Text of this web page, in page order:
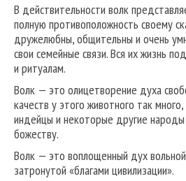
В действительности волк
полную противоположность своему
дружелюбны, общительны и очень
свои семейные связи. Вся их жизнь
и ритуалам.
Волк — это олицетворение духа
качеств у этого животного так
индейцы и некоторые другие народы
божеству.
Волк — это воплощенный дух
затронутой «благами цивилизации».